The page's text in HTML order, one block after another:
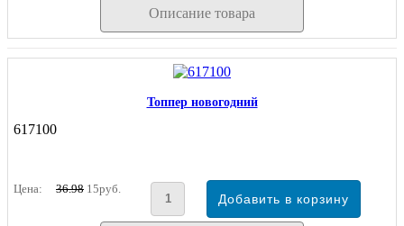
Описание товара
Топпер новогодний
617100
Цена: 36.98 15руб.